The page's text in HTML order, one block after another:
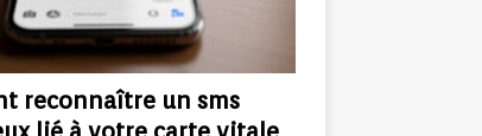
reconnaître un sms